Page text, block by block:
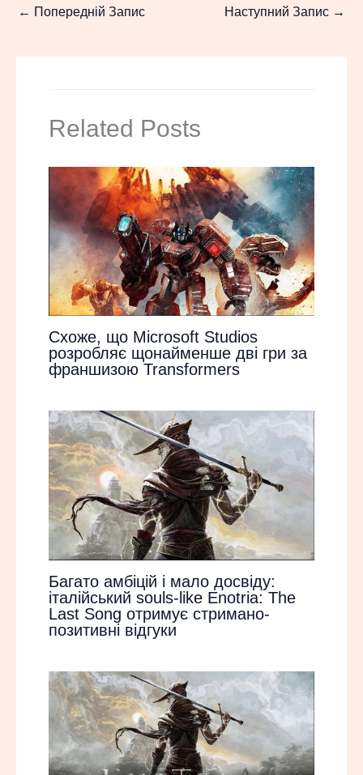
← Попередній Запис Наступний Запис →
Related Posts
Схоже, що Microsoft Studios
розробляє щонайменше дві гри за
франшизою Transformers
Багато амбіцій і мало досвіду:
італійський souls-like Enotria: The
Last Song отримує стримано-
позитивні відгуки